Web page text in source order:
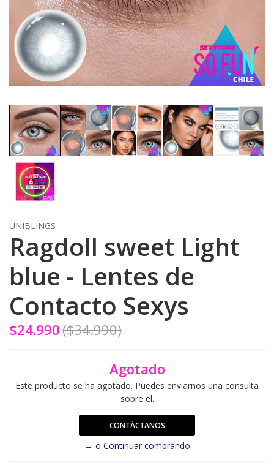
UNIBLINGS
Ragdoll sweet Light
blue - Lentes de
Contacto Sexys
$24.990($34.990)
Agotado
Este producto se ha agotado. Puedes enviarnos una consulta
sobre el.
CONTÁCTANOS
← o Continuar comprando